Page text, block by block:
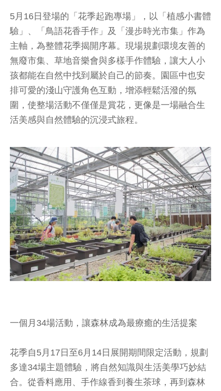
5月16日登場的「花季起跑專場」，以「植感小書體
驗」、「鳥語花香手作」及「漫步時光市集」作為
主軸，為整體花季揭開序幕。現場規劃環境友善的
無廢市集、草地音樂會與多樣手作體驗，讓大人小
孩都能在自然中找到屬於自己的節奏。園區中也安
排可愛的淺山守護角色互動，增添輕鬆活潑的氛
圍，使整場活動不僅僅是賞花，更像是一場融合生
活美感與自然體驗的沉浸式旅程。
一個月34場活動，讓森林成為最療癒的生活提案
花季自5月17日至6月14日展開期間限定活動，規劃
多達34場主題體驗，將自然知識與生活美學巧妙結
合。從香料應用、手作線香到養生茶球，再到森林